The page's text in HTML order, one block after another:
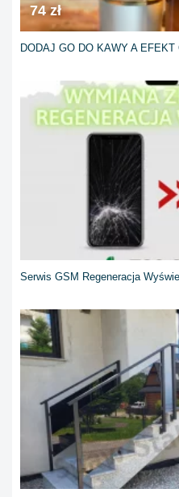
74 zł
​DODAJ GO DO KAWY A
Serwis GSM Regeneracja